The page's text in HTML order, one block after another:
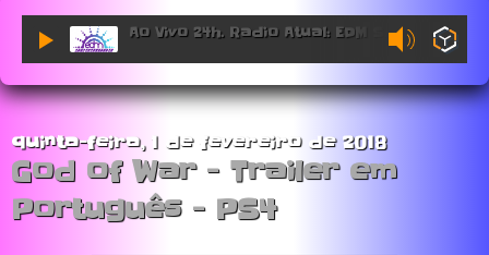
Ao Vivo 24h. Radio Atual: EDM Sessions.
quinta-feira, 1 de fevereiro de 2018
God of War - Trailer em
Português - PS4